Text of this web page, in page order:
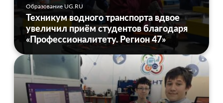
Образование UG.RU
Техникум водного транспорта вдвое
увеличил приём студентов благодаря
«Профессионалитету. Регион 47»